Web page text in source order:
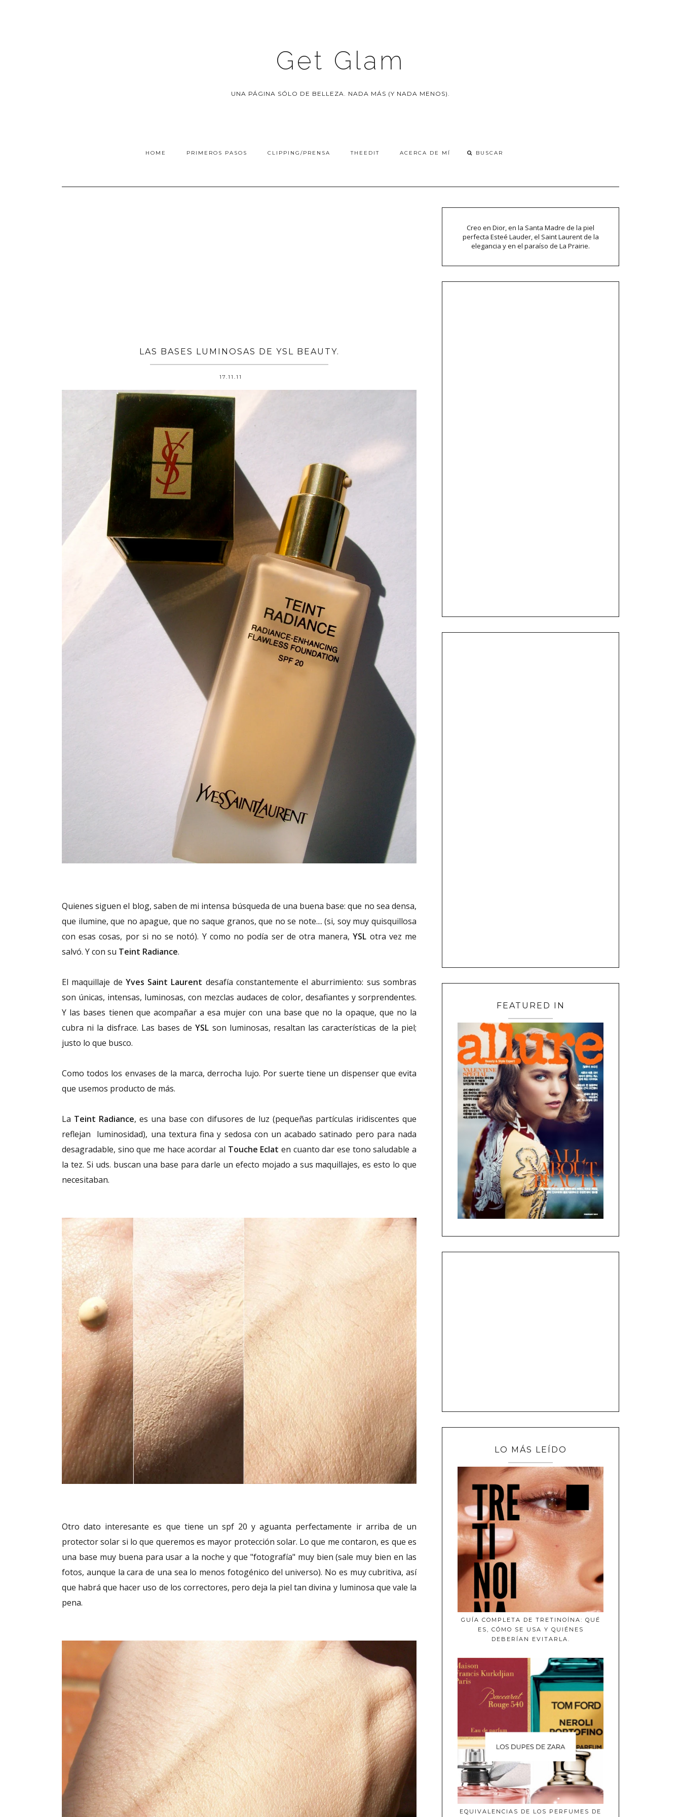
Get Glam
UNA PÁGINA SÓLO DE BELLEZA. NADA MÁS (Y NADA MENOS).
HOME PRIMEROS PASOS CLIPPING/PRENSA THEEDIT ACERCA DE MÍ
LAS BASES LUMINOSAS DE YSL BEAUTY.
17.11.11
Quienes siguen el blog, saben de mi intensa búsqueda de una buena base: que no sea densa,
que ilumine, que no apague, que no saque granos, que no se note.... (si, soy muy quisquillosa
con esas cosas, por si no se notó). Y como no podía ser de otra manera,YSL otra vez me
salvó. Y con su Teint Radiance.
El maquillaje de Yves Saint Laurent desafía constantemente el aburrimiento: sus sombras
son únicas, intensas, luminosas, con mezclas audaces de color, desafiantes y sorprendentes.
Y las bases tienen que acompañar a esa mujer con una base que no la opaque, que no la
cubra ni la disfrace. Las bases deYSL son luminosas, resaltan las características de la piel;
justo lo que busco.
Como todos los envases de la marca, derrocha lujo. Por suerte tiene un dispenser que evita
que usemos producto de más.
La Teint Radiance, es una base con difusores de luz (pequeñas partículas iridiscentes que
reflejan luminosidad), una textura fina y sedosa con un acabado satinado pero para nada
desagradable, sino que me hace acordar al Touche Eclat en cuanto dar ese tono saludable a
la tez. Si uds. buscan una base para darle un efecto mojado a sus maquillajes, es esto lo que
necesitaban.
Otro dato interesante es que tiene un spf 20 y aguanta perfectamente ir arriba de un
protector solar si lo que queremos es mayor protección solar. Lo que me contaron, es que es
una base muy buena para usar a la noche y que "fotografía" muy bien (sale muy bien en las
fotos, aunque la cara de una sea lo menos fotogénico del universo). No es muy cubritiva, así
que habrá que hacer uso de los correctores, pero deja la piel tan divina y luminosa que vale la
pena.
Creo en Dior, en la Santa Madre de la piel
perfecta Esteé Lauder, el Saint Laurent de la
elegancia y en el paraíso de La Prairie.
FEATURED IN
LO MÁS LEÍDO
GUÍA COMPLETA DE TRETINOÍNA: QUÉ
ES, CÓMO SE USA Y QUIÉNES
DEBERÍAN EVITARLA.
EQUIVALENCIAS DE LOS PERFUMES DE